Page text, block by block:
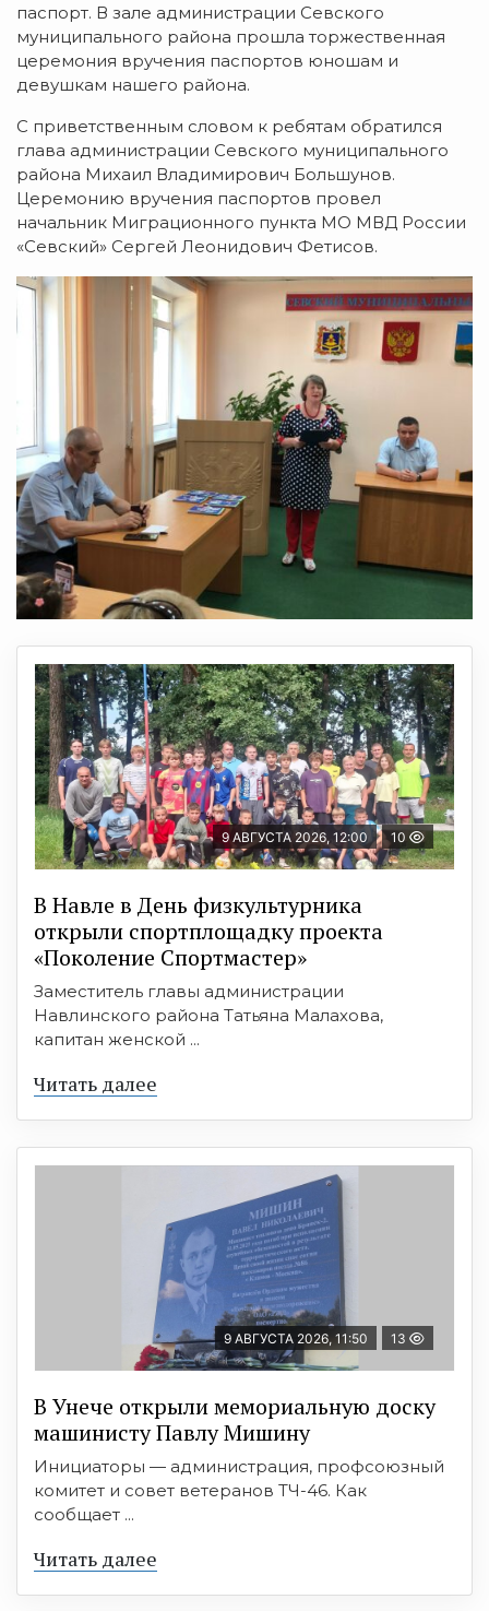
паспорт. В зале администрации Севского
муниципального района прошла торжественная
церемония вручения паспортов юношам и
девушкам нашего района.
С приветственным словом к ребятам обратился
глава администрации Севского муниципального
района Михаил Владимирович Большунов.
Церемонию вручения паспортов провел
начальник Миграционного пункта МО МВД России
«Севский» Сергей Леонидович Фетисов.
9 АВГУСТА 2026, 12:00 10
В Навле в День физкультурника
открыли спортплощадку проекта
«Поколение Спортмастер»
Заместитель главы администрации
Навлинского района Татьяна Малахова,
капитан женской ...
Читать далее
9 АВГУСТА 2026, 11:50 13
В Унече открыли мемориальную доску
машинисту Павлу Мишину
Инициаторы — администрация, профсоюзный
комитет и совет ветеранов ТЧ-46. Как
сообщает ...
Читать далее